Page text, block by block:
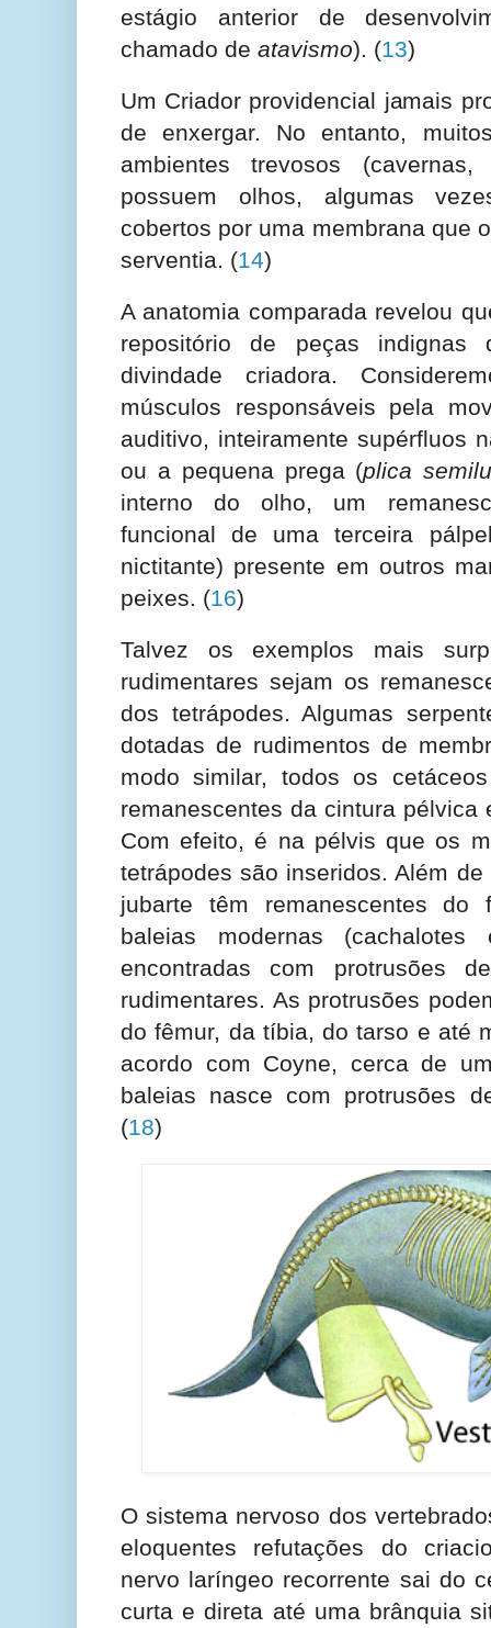
estágio anterior de
chamado de atavismo). (13)
Um Criador providencial jamais
de enxergar. No entanto,
ambientes trevosos (cavernas,
possuem olhos, algumas
cobertos por uma membrana que
serventia. (14)
A anatomia comparada revelou
repositório de peças indignas
divindade criadora.
músculos responsáveis pela
auditivo, inteiramente supérfluos
ou a pequena prega (plica
interno do olho, um
funcional de uma terceira
nictitante) presente em outros
peixes. (16)
Talvez os exemplos mais
rudimentares sejam os
dos tetrápodes. Algumas
dotadas de rudimentos de
modo similar, todos os
remanescentes da cintura pélvica
Com efeito, é na pélvis que os
tetrápodes são inseridos. Além
jubarte têm remanescentes do
baleias modernas (cachalotes
encontradas com protrusões
rudimentares. As protrusões
do fêmur, da tíbia, do tarso e até
acordo com Coyne, cerca de
baleias nasce com protrusões
(18)
O sistema nervoso dos
eloquentes refutações do
nervo laríngeo recorrente sai do
curta e direta até uma brânquia